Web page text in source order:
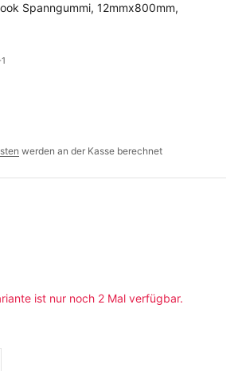
Spanngummi, 12mmx800mm,
werden an der Kasse berechnet
ist nur noch 2 Mal verfügbar.